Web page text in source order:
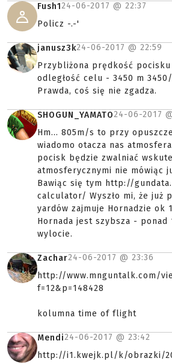
Fush124-06-2017 @ 22:37
Policz -.-'
janusz3k24-06-2017 @ 22:59
Przybliżona prędkość
odległość celu - 3450 m
Prawda, coś się nie zgadza.
SHOGUN_YAMATO24-06-2017
Hm... 805m/s to przy
wiadomo otacza nas
pocisk będzie zwalniać
atmosferycznymi nie mówiąc
Bawiąc się tym http://
calculator/ Wyszło mi, że już
yardów zajmuje Hornadzie ok
Hornada jest szybsza - ponad
wylocie.
Zachar24-06-2017 @ 23:36
http://www.mnguntalk.com/
f=12&p=148428
kolumna time of flight
Mendi24-06-2017 @ 23:42
http://i1.kwejk.pl/k/obrazki/